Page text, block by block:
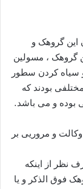
این گروهک و
گروهک ، مسولین
سیاه کردن سطور
بودند که
بوده و می باشد.
و مروریی بر
نظر از اینکه
فوق الذکر و یا